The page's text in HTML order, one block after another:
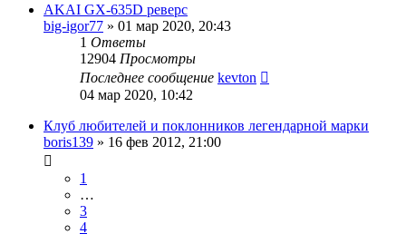
AKAI GX-635D реверс
big-igor77 » 01 мар 2020, 20:43
1 Ответы
12904 Просмотры
Последнее сообщение kevton
04 мар 2020, 10:42
Клуб любителей и поклонников легендарной марки
boris139 » 16 фев 2012, 21:00
1
…
3
4